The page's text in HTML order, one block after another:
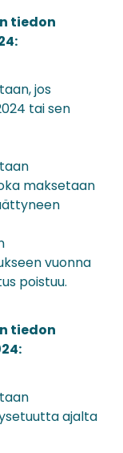
tiedon
jos
tai sen
maksetaan
vuonna
poistuu.
tiedon
ajalta